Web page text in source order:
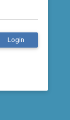
Login